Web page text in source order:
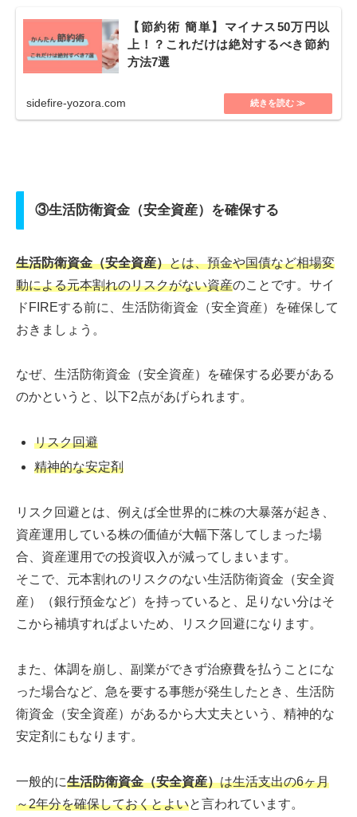
【節約術 簡単】マイナス50万円以
上！？これだけは絶対するべき節約
方法7選
sidefire-yozora.com
③生活防衛資金（安全資産）を確保する
生活防衛資金（安全資産）とは、預金や国債など相場変
動による元本割れのリスクがない資産のことです。サイ
ドFIREする前に、生活防衛資金（安全資産）を確保して
おきましょう。
なぜ、生活防衛資金（安全資産）を確保する必要がある
のかというと、以下2点があげられます。
リスク回避
精神的な安定剤
リスク回避とは、例えば全世界的に株の大暴落が起き、
資産運用している株の価値が大幅下落してしまった場
合、資産運用での投資収入が減ってしまいます。
そこで、元本割れのリスクのない生活防衛資金（安全資
産）（銀行預金など）を持っていると、足りない分はそ
こから補填すればよいため、リスク回避になります。
また、体調を崩し、副業ができず治療費を払うことにな
った場合など、急を要する事態が発生したとき、生活防
衛資金（安全資産）があるから大丈夫という、精神的な
安定剤にもなります。
一般的に生活防衛資金（安全資産）は生活支出の6ヶ月
～2年分を確保しておくとよいと言われています。